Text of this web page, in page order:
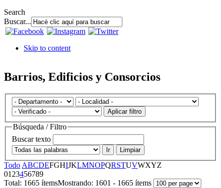
Search
Buscar...
Skip to content
Barrios, Edificios y Consorcios
Aplicar filtro
Búsqueda / Filtro
Buscar texto
Ir Limpiar
Todo ABCDEFGHIJKLMNOPQRSTUVWXYZ
01 23456789
Total: 1665 ítemsMostrando: 1601 - 1665 ítems